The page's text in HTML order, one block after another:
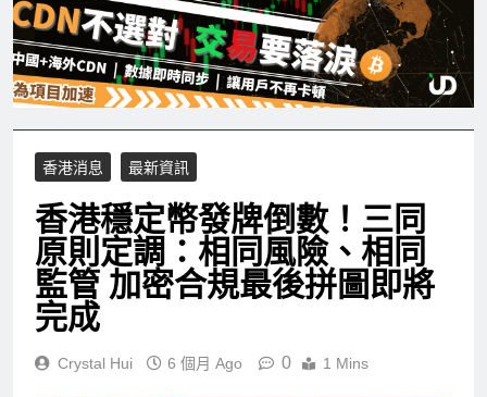
香港消息 最新資訊
香港穩定幣發牌倒數！三同
原則定調：相同風險、相同
監管 加密合規最後拼圖即將
完成
Crystal Hui 6 個月 Ago 0 1 Mins